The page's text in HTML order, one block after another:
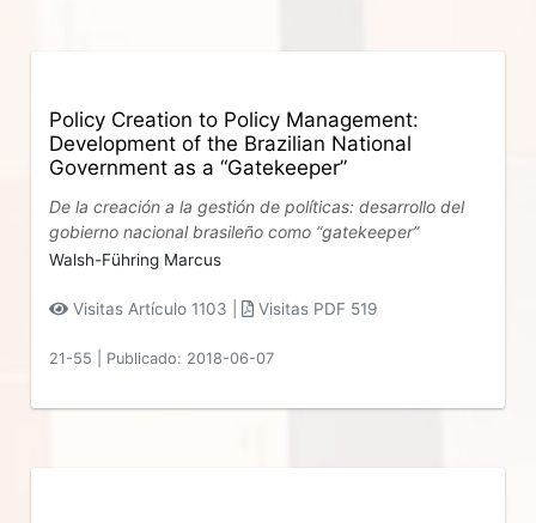
Policy Creation to Policy Management:
Development of the Brazilian National
Government as a “Gatekeeper”
De la creación a la gestión de políticas: desarrollo del
gobierno nacional brasileño como “gatekeeper”
Walsh-Führing Marcus
Visitas Artículo 1103 | Visitas PDF 519
21-55 Publicado: 2018-06-07